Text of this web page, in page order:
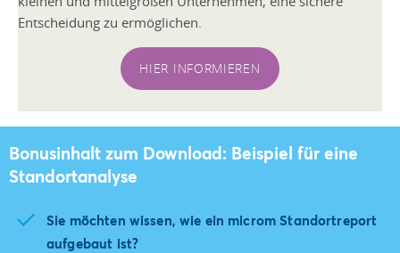
Entscheidung zu ermöglichen.
HIER INFORMIEREN
Bonusinhalt zum Download: Beispiel für eine
Standortanalyse
Sie möchten wissen, wie ein microm Standortreport
aufgebaut ist?